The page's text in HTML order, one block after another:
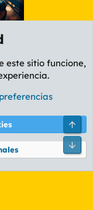
privacidad Ayuda
Ltd.
este sitio funcione,
Pie